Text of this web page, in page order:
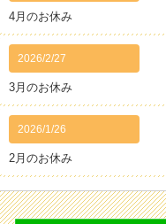
4月のお休み
2026/2/27
3月のお休み
2026/1/26
2月のお休み